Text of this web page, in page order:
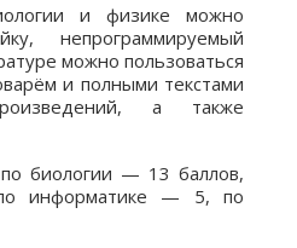
и физике можно
непрограммируемый
можно пользоваться
и полными текстами
а также
биологии — 13 баллов,
информатике — 5, по